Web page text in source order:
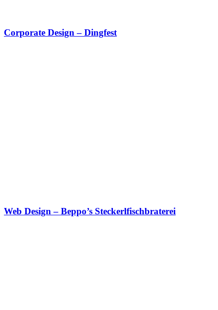
Corporate Design – Dingfest
Web Design – Beppo’s Steckerlfischbraterei